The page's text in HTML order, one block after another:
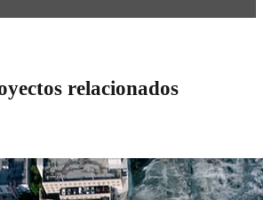
relacionados